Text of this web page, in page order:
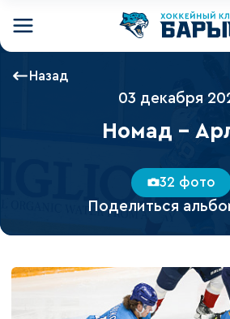
Назад
03 декабря
Номад -
32 фото
Поделиться